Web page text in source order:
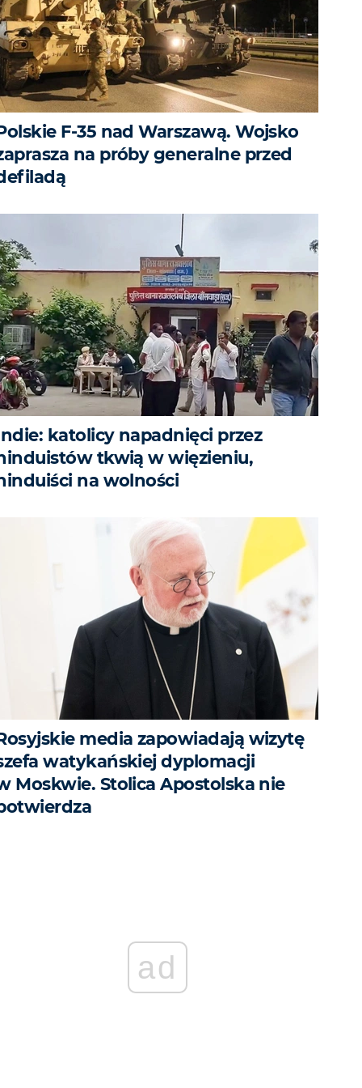
F-35 nad Warszawą. Wojsko
na próby generalne przed
katolicy napadnięci przez
tkwią w więzieniu,
na wolności
media zapowiadają wizytę
watykańskiej dyplomacji
Moskwie. Stolica Apostolska nie
ad